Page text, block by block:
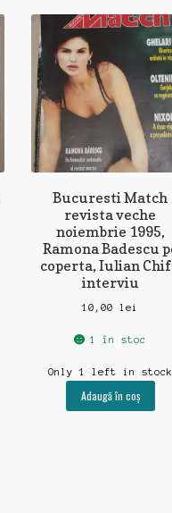
Bucuresti Match
revista veche
noiembrie 1995,
Ramona Badescu
coperta, Iulian
interviu
10,00lei
1 în stoc
Only 1 left in stock
Adaugă în coș